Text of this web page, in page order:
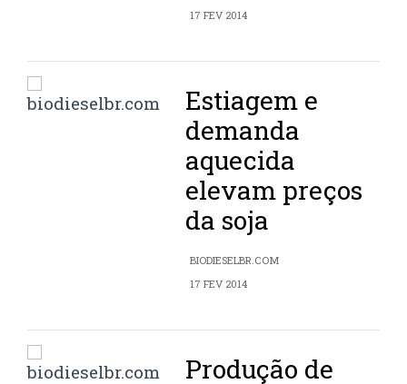
17 FEV 2014
Estiagem e
demanda
aquecida
elevam preços
da soja
BIODIESELBR.COM
17 FEV 2014
Produção de